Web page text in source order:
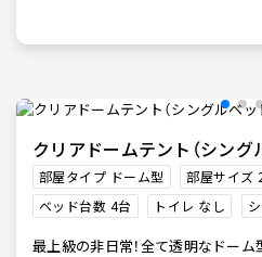
クリアドームテント（シング
部屋タイプ ドーム型 部屋サイズ
ベッド台数 4台
トイレ なし
最上級の非日常！全て透明なドー